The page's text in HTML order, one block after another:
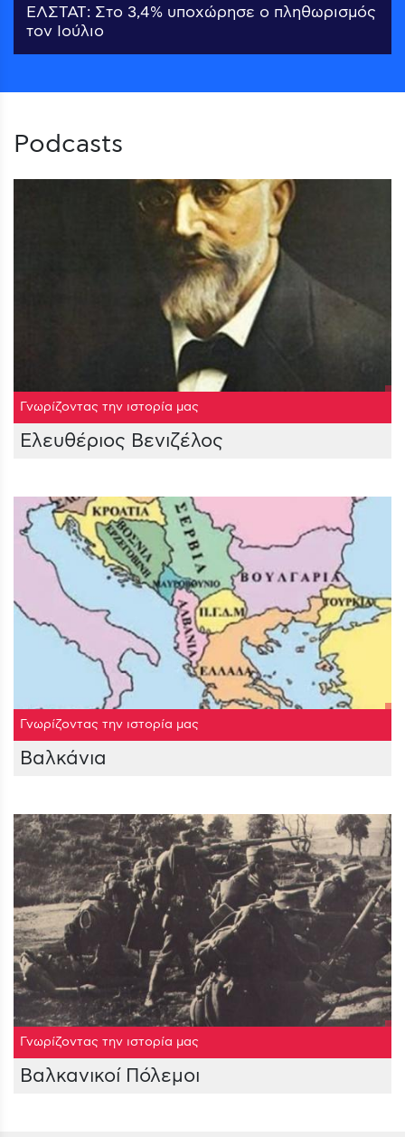
ΕΛΣΤΑΤ: Στο 3,4% υποχώρησε ο πληθωρισμός
τον Ιούλιο
Podcasts
Γνωρίζοντας την ιστορία μας
Ελευθέριος Βενιζέλος
Γνωρίζοντας την ιστορία μας
Βαλκάνια
Γνωρίζοντας την ιστορία μας
Βαλκανικοί Πόλεμοι